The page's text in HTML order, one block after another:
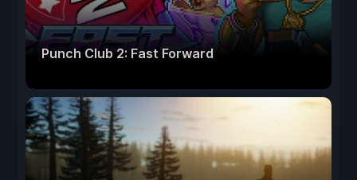
Punch Club 2: Fast Forward